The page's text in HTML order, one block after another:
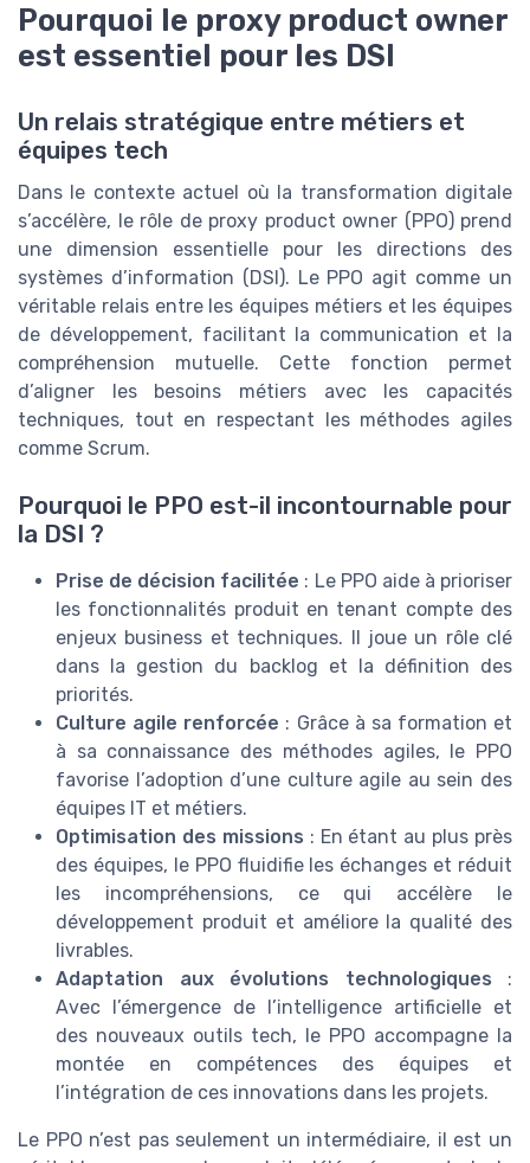
Pourquoi le proxy product owner
est essentiel pour les DSI
Un relais stratégique entre métiers et
équipes tech
Dans le contexte actuel où la transformation digitale
s’accélère, le rôle de proxy product owner (PPO) prend
une dimension essentielle pour les directions des
systèmes d’information (DSI). Le PPO agit comme un
véritable relais entre les équipes métiers et les équipes
de développement, facilitant la communication et la
compréhension mutuelle. Cette fonction permet
d’aligner les besoins métiers avec les capacités
techniques, tout en respectant les méthodes agiles
comme Scrum.
Pourquoi le PPO est-il incontournable pour
la DSI ?
Prise de décision facilitée : Le PPO aide à prioriser
les fonctionnalités produit en tenant compte des
enjeux business et techniques. Il joue un rôle clé
dans la gestion du backlog et la définition des
priorités.
Culture agile renforcée : Grâce à sa formation et
à sa connaissance des méthodes agiles, le PPO
favorise l’adoption d’une culture agile au sein des
équipes IT et métiers.
Optimisation des missions : En étant au plus près
des équipes, le PPO fluidifie les échanges et réduit
les incompréhensions, ce qui accélère le
développement produit et améliore la qualité des
livrables.
Adaptation aux évolutions technologiques :
Avec l’émergence de l’intelligence artificielle et
des nouveaux outils tech, le PPO accompagne la
montée en compétences des équipes et
l’intégration de ces innovations dans les projets.
Le PPO n’est pas seulement un intermédiaire, il est un